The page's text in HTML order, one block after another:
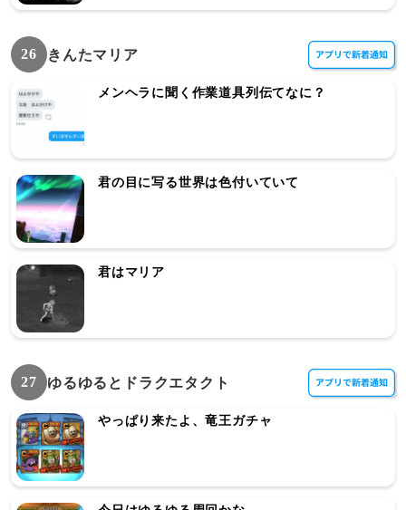
26 きんたマリア
メンヘラに聞く作業道具列伝てなに？
君の目に写る世界は色付いていて
君はマリア
27 ゆるゆるとドラクエタクト
やっぱり来たよ、竜王ガチャ